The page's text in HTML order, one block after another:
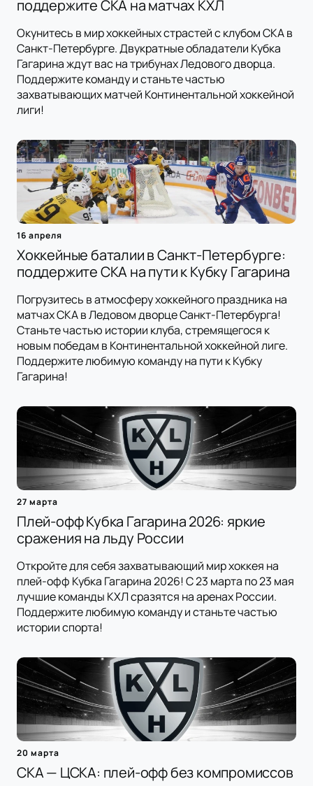
поддержите СКА на матчах КХЛ
Окунитесь в мир хоккейных страстей с клубом СКА в
Санкт-Петербурге. Двукратные обладатели Кубка
Гагарина ждут вас на трибунах Ледового дворца.
Поддержите команду и станьте частью
захватывающих матчей Континентальной хоккейной
лиги!
16 апреля
Хоккейные баталии в Санкт-Петербурге:
поддержите СКА на пути к Кубку Гагарина
Погрузитесь в атмосферу хоккейного праздника на
матчах СКА в Ледовом дворце Санкт-Петербурга!
Станьте частью истории клуба, стремящегося к
новым победам в Континентальной хоккейной лиге.
Поддержите любимую команду на пути к Кубку
Гагарина!
27 марта
Плей-офф Кубка Гагарина 2026: яркие
сражения на льду России
Откройте для себя захватывающий мир хоккея на
плей-офф Кубка Гагарина 2026! С 23 марта по 23 мая
лучшие команды КХЛ сразятся на аренах России.
Поддержите любимую команду и станьте частью
истории спорта!
20 марта
СКА — ЦСКА: плей-офф без компромиссов